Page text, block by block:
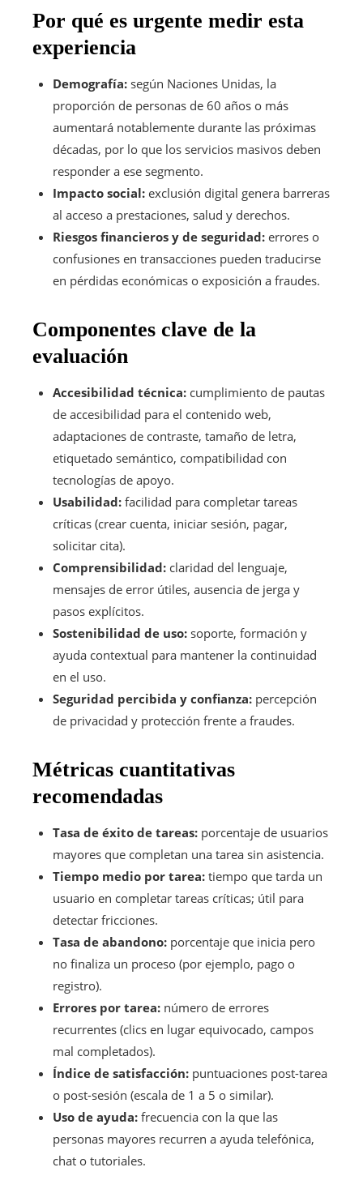
Por qué es urgente medir esta
experiencia
Demografía: según Naciones Unidas, la
proporción de personas de 60 años o más
aumentará notablemente durante las próximas
décadas, por lo que los servicios masivos deben
responder a ese segmento.
Impacto social: exclusión digital genera barreras
al acceso a prestaciones, salud y derechos.
Riesgos financieros y de seguridad: errores o
confusiones en transacciones pueden traducirse
en pérdidas económicas o exposición a fraudes.
Componentes clave de la
evaluación
Accesibilidad técnica: cumplimiento de pautas
de accesibilidad para el contenido web,
adaptaciones de contraste, tamaño de letra,
etiquetado semántico, compatibilidad con
tecnologías de apoyo.
Usabilidad: facilidad para completar tareas
críticas (crear cuenta, iniciar sesión, pagar,
solicitar cita).
Comprensibilidad: claridad del lenguaje,
mensajes de error útiles, ausencia de jerga y
pasos explícitos.
Sostenibilidad de uso: soporte, formación y
ayuda contextual para mantener la continuidad
en el uso.
Seguridad percibida y confianza: percepción
de privacidad y protección frente a fraudes.
Métricas cuantitativas
recomendadas
Tasa de éxito de tareas: porcentaje de usuarios
mayores que completan una tarea sin asistencia.
Tiempo medio por tarea: tiempo que tarda un
usuario en completar tareas críticas; útil para
detectar fricciones.
Tasa de abandono: porcentaje que inicia pero
no finaliza un proceso (por ejemplo, pago o
registro).
Errores por tarea: número de errores
recurrentes (clics en lugar equivocado, campos
mal completados).
Índice de satisfacción: puntuaciones post-tarea
o post-sesión (escala de 1 a 5 o similar).
Uso de ayuda: frecuencia con la que las
personas mayores recurren a ayuda telefónica,
chat o tutoriales.